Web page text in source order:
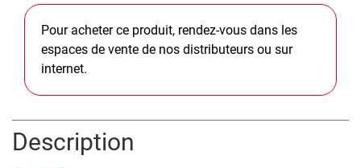
Pour acheter ce produit, rendez-vous dans les
espaces de vente de nos distributeurs ou sur
internet.
Description